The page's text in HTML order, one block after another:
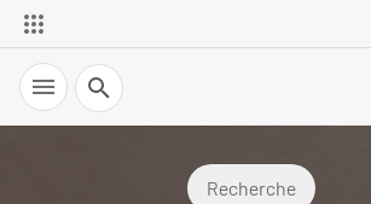
Recherche
Recherche